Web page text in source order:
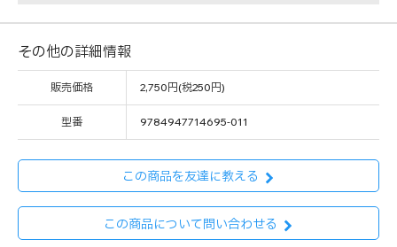
その他の詳細情報
販売価格 2,750円(税250円)
型番 9784947714695-011
この商品を友達に教える
この商品について問い合わせる